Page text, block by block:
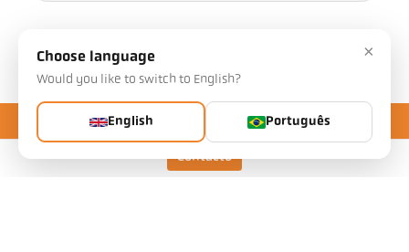
Contacto
Downloads ×
Choose language
Would you like to switch to English?
English Português